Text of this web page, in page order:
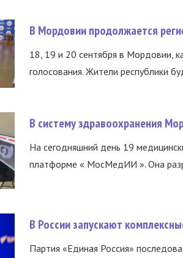
В Мордовии продолжается
18, 19 и 20 сентября в Мордовии,
голосования. Жители республики
В систему здравоохранения
На сегодняшний день 19
платформе « МосМедИИ ». Она
В России запускают
Партия «Единая Россия»